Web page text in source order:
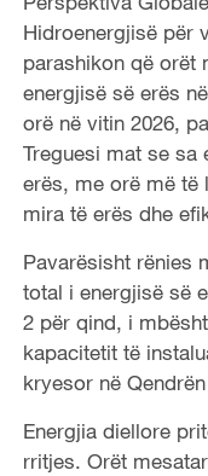
Hidroenergjisë për
parashikon që orët
energjisë së erës
orë në vitin 2026,
Treguesi mat se sa
erës, me orë më të
mira të erës dhe
Pavarësisht rënies
total i energjisë së
2 për qind, i
kapacitetit të
kryesor në
Energjia diellore
rritjes. Orët